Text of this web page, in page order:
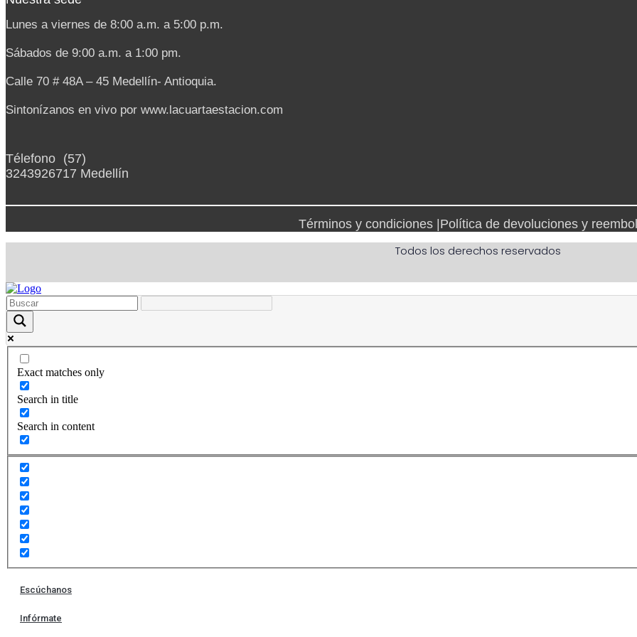
Lunes a viernes de 8:00 a.m. a 5:00 p.m.
Sábados de 9:00 a.m. a 1:00 pm.
Calle 70 # 48A – 45 Medellín- Antioquia.
Sintonízanos en vivo por www.lacuartaestacion.com
Télefono (57)
3243926717 Medellín
Términos y condiciones | Política de devoluciones y
Todos los derechos reservados
Exact matches only
Search in title
Search in content
Escúchanos
Infórmate